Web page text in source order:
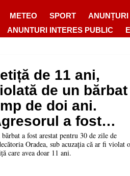
METEO SPORT ANUNȚURI
ANUNTURI INTERES PUBLIC
de 11 ani,
de un bărbat
de doi ani.
a fost
de
Oradea
a fost arestat pentru 30 de zile de
Oradea, sub acuzația că ar fi violat o
care avea doar 11 ani.